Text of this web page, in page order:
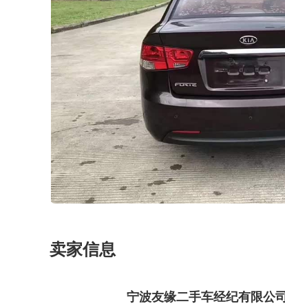
卖家信息
宁波友缘二手车经纪有限公司